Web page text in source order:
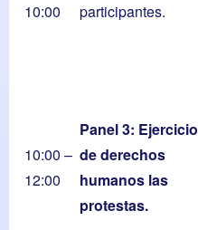
10:00
participantes.
10:00 –
12:00
Panel3: Ejercicio
de derechos
humanos las
protestas.